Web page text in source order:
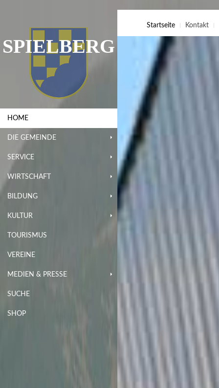
SPIELBERG
HOME
DIE GEMEINDE
SERVICE
WIRTSCHAFT
BILDUNG
KULTUR
TOURISMUS
VEREINE
MEDIEN & PRESSE
SUCHE
SHOP
Startseite Kontakt